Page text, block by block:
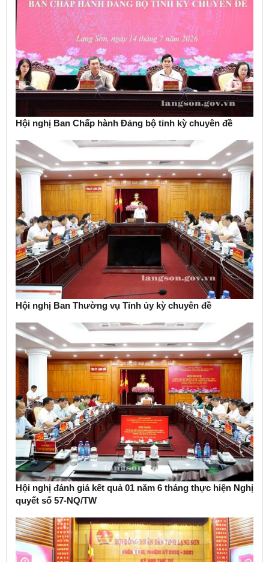
Hội nghị Ban Chấp hành Đảng bộ tỉnh kỳ chuyên đề
Hội nghị Ban Thường vụ Tỉnh ủy kỳ chuyên đề
Hội nghị đánh giá kết quả 01 năm 6 tháng thực hiện Nghị
quyết số 57-NQ/TW